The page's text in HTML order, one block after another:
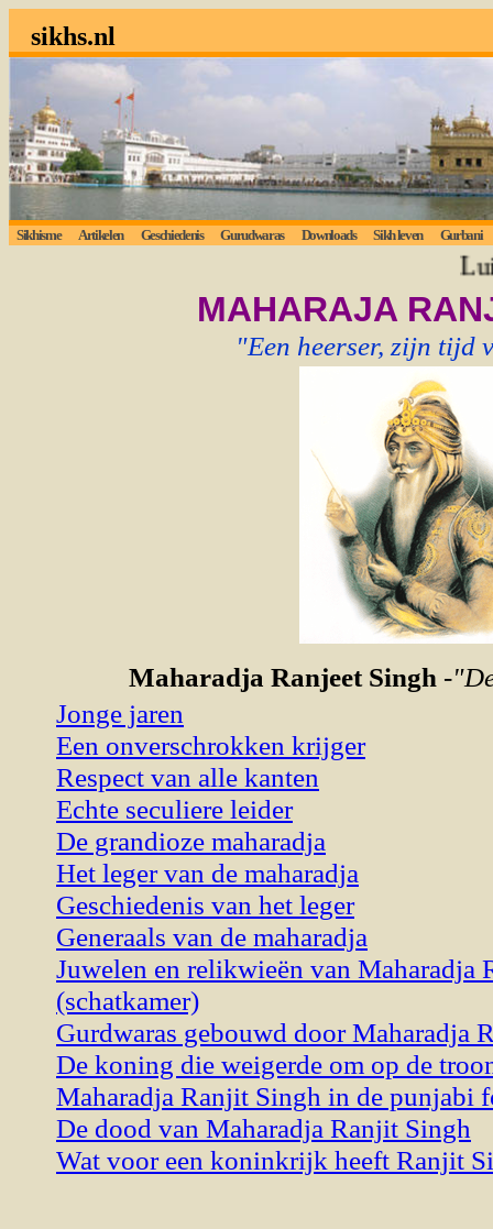
sikhs.nl
Sikhisme Artikelen Geschiedenis Gurudwaras Downloads Sikh leven Gurbani
MAHARAJA
"Een heerser, zijn tijd
Maharadja Ranjeet Singh -
Jonge jaren
Een onverschrokken krijger
Respect van alle kanten
Echte seculiere leider
De grandioze maharadja
Het leger van de maharadja
Geschiedenis van het leger
Generaals van de maharadja
Juwelen en relikwieën van Maharadja
(schatkamer)
Gurdwaras gebouwd door Maharadja
De koning die weigerde om op de
Maharadja Ranjit Singh in de punjabi
De dood van Maharadja Ranjit Singh
Wat voor een koninkrijk heeft Ranjit